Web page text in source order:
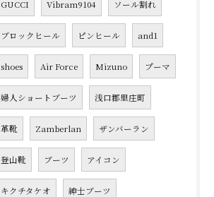
GUCCI Vibram9104 ソール割れ
ブロックヒール ピンヒール and1
shoes Air Force Mizuno プーマ
婦人ショートブーツ 浅口郡里庄町
革靴 Zamberlan ザンバーラン
登山靴 ブーツ アイコン
キクチタケオ 紳士ブーツ